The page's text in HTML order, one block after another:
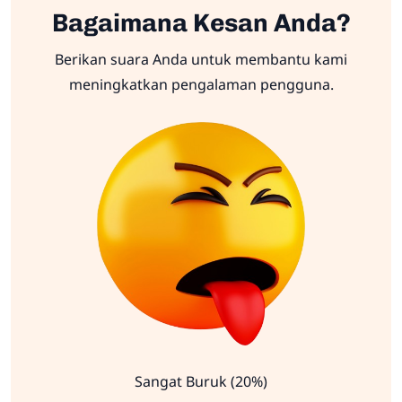
Bagaimana Kesan Anda?
Berikan suara Anda untuk membantu kami
meningkatkan pengalaman pengguna.
Sangat Buruk (20%)